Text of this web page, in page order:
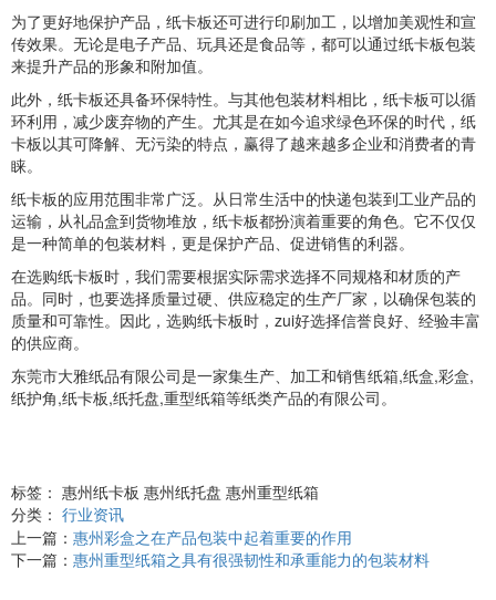
为了更好地保护产品，纸卡板还可进行印刷加工，以增加美观性和宣
传效果。无论是电子产品、玩具还是食品等，都可以通过纸卡板包装
来提升产品的形象和附加值。
此外，纸卡板还具备环保特性。与其他包装材料相比，纸卡板可以循
环利用，减少废弃物的产生。尤其是在如今追求绿色环保的时代，纸
卡板以其可降解、无污染的特点，赢得了越来越多企业和消费者的青
睐。
纸卡板的应用范围非常广泛。从日常生活中的快递包装到工业产品的
运输，从礼品盒到货物堆放，纸卡板都扮演着重要的角色。它不仅仅
是一种简单的包装材料，更是保护产品、促进销售的利器。
在选购纸卡板时，我们需要根据实际需求选择不同规格和材质的产
品。同时，也要选择质量过硬、供应稳定的生产厂家，以确保包装的
质量和可靠性。因此，选购纸卡板时，zui好选择信誉良好、经验丰富
的供应商。
东莞市大雅纸品有限公司是一家集生产、加工和销售纸箱,纸盒,彩盒,
纸护角,纸卡板,纸托盘,重型纸箱等纸类产品的有限公司。
标签： 惠州纸卡板 惠州纸托盘 惠州重型纸箱
分类： 行业资讯
上一篇： 惠州彩盒之在产品包装中起着重要的作用
下一篇： 惠州重型纸箱之具有很强韧性和承重能力的包装材料